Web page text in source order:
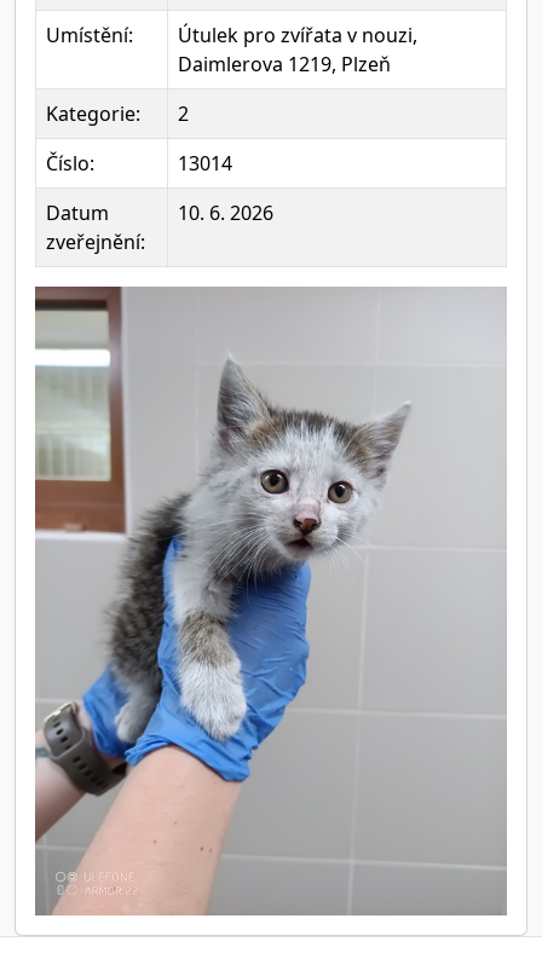
Umístění:
Útulek pro zvířata v nouzi,
Daimlerova 1219, Plzeň
Kategorie:
2
Číslo:
13014
Datum
zveřejnění:
10. 6. 2026